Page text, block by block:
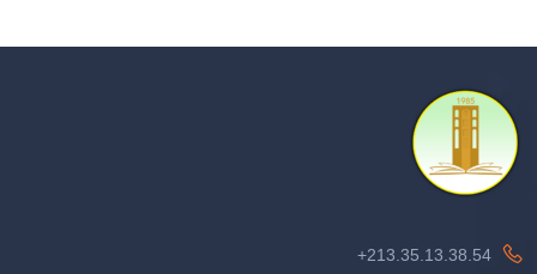
213.35.13.38.54+